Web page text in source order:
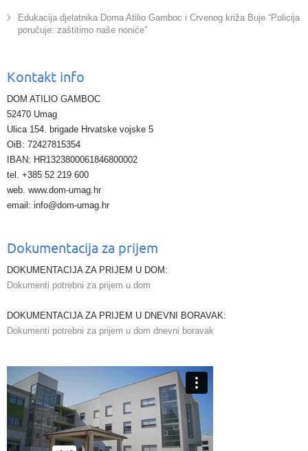
Edukacija djelatnika Doma Atilio Gamboc i Crvenog križa Buje “Policija
poručuje: zaštitimo naše noniće”
Kontakt info
DOM ATILIO GAMBOC
52470 Umag
Ulica 154. brigade Hrvatske vojske 5
OiB: 72427815354
IBAN: HR1323800061846800002
tel. +385 52 219 600
web. www.dom-umag.hr
email: info@dom-umag.hr
Dokumentacija za prijem
DOKUMENTACIJA ZA PRIJEM U DOM:
Dokumenti potrebni za prijem u dom
DOKUMENTACIJA ZA PRIJEM U DNEVNI BORAVAK:
Dokumenti potrebni za prijem u dom dnevni boravak